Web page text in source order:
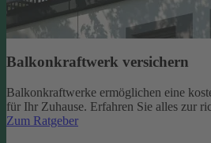
Balkonkraftwerk versichern
Balkonkraftwerke ermöglichen eine
für Ihr Zuhause. Erfahren Sie alles zur
Zum Ratgeber